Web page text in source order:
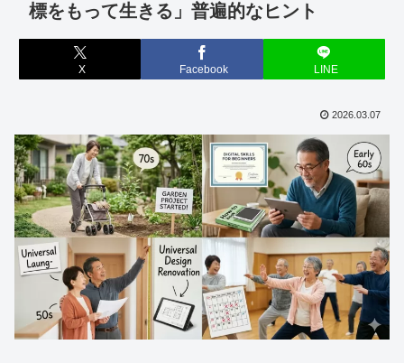
標をもって生きる」普遍的なヒント
X Facebook LINE
2026.03.07